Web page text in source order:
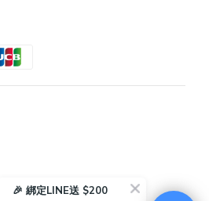
🎉 綁定LINE送 $200